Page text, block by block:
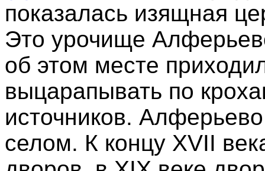
показалась изящная
Это урочище
об этом месте
выцарапывать по
источников.
селом. К концу XVII